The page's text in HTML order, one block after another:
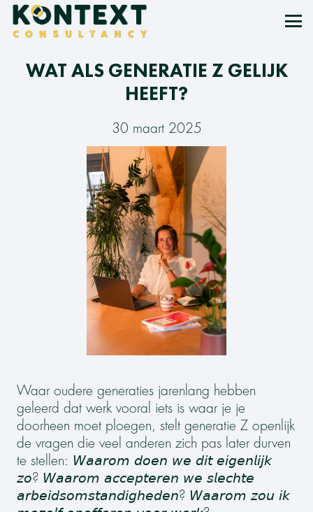
WAT ALS GENERATIE Z GELIJK
HEEFT?
30 maart 2025
Waar oudere generaties jarenlang hebben
geleerd dat werk vooral iets is waar je je
doorheen moet ploegen, stelt generatie Z openlijk
de vragen die veel anderen zich pas later durven
te stellen: 𝘞𝘢𝘢𝘳𝘰𝘮 𝘥𝘰𝘦𝘯 𝘸𝘦 𝘥𝘪𝘵 𝘦𝘪𝘨𝘦𝘯𝘭𝘪𝘫𝘬
𝘻𝘰? 𝘞𝘢𝘢𝘳𝘰𝘮 𝘢𝘤𝘤𝘦𝘱𝘵𝘦𝘳𝘦𝘯 𝘸𝘦 𝘴𝘭𝘦𝘤𝘩𝘵𝘦
𝘢𝘳𝘣𝘦𝘪𝘥𝘴𝘰𝘮𝘴𝘵𝘢𝘯𝘥𝘪𝘨𝘩𝘦𝘥𝘦𝘯? 𝘞𝘢𝘢𝘳𝘰𝘮 𝘻𝘰𝘶 𝘪𝘬